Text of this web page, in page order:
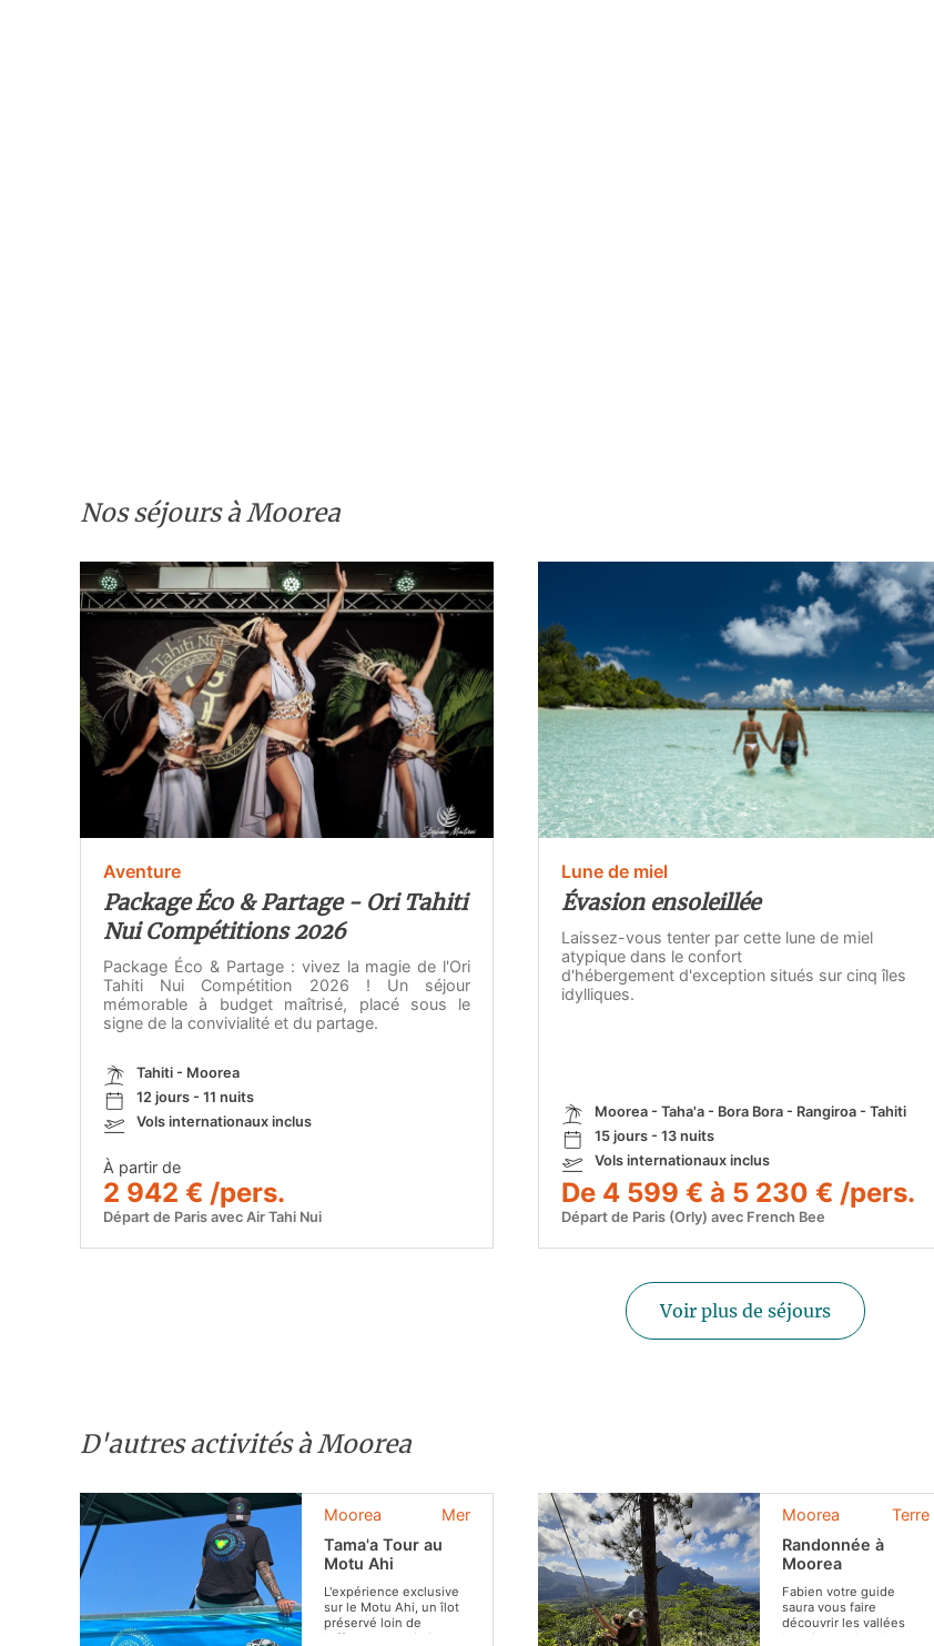
Nos séjours à Moorea
Aventure
Package Éco & Partage - Ori Tahiti
Nui Compétitions 2026
Package Éco & Partage : vivez la magie de l'Ori
Tahiti Nui Compétition 2026 ! Un séjour
mémorable à budget maîtrisé, placé sous le
signe de la convivialité et du partage.
Tahiti - Moorea
12 jours - 11 nuits
Vols internationaux inclus
À partir de
2 942 € /pers.
Départ de Paris avec Air Tahi Nui
Lune de miel
Évasion ensoleillée
Laissez-vous tenter par cette lune de miel
atypique dans le confort
d'hébergement d'exception situés sur cinq îles
idylliques.
Moorea - Taha'a - Bora Bora - Rangiroa - Tahiti
15 jours - 13 nuits
Vols internationaux inclus
De 4 599 € à 5 230 € /pers.
Départ de Paris (Orly) avec French Bee
Voir plus de séjours
D'autres activités à Moorea
Mer
Moorea
Tama'a Tour au
Motu Ahi
L'expérience exclusive
sur le Motu Ahi, un îlot
préservé loin de
l'affluence touristique
Terre
Moorea
Randonnée à
Moorea
Fabien votre guide
saura vous faire
découvrir les vallées
luxuriantes, les plus